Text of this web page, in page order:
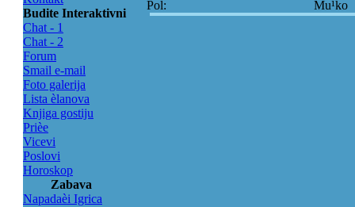
Budite Interaktivni
Chat - 1
Chat - 2
Forum
Smail e-mail
Foto galerija
Lista èlanova
Knjiga gostiju
Prièe
Vicevi
Poslovi
Horoskop
Zabava
Napadaèi Igrica
Pol: Mu¹ko